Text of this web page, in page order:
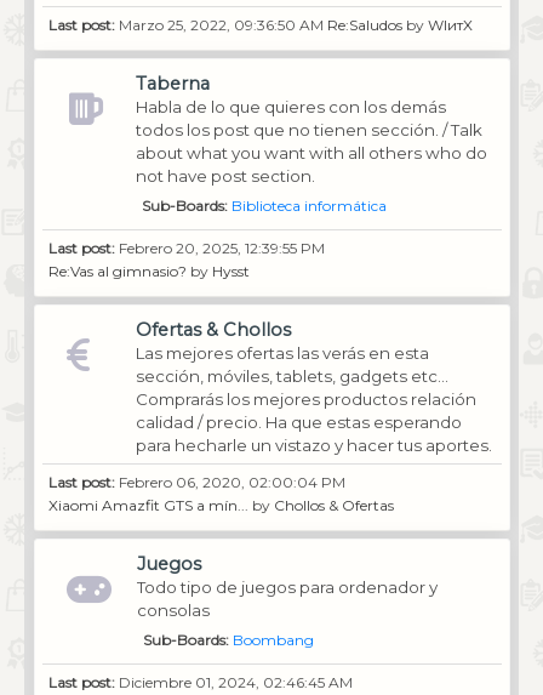
Last post: Marzo 25, 2022, 09:36:50 AM Re:Saludosby WIитX
Taberna
Habla de lo que quieres con los demás
todos los post que no tienen sección. / Talk
about what you want with all others who do
not have post section.
Sub-Boards Biblioteca informática
Last post: Febrero 20, 2025, 12:39:55 PM
Re:Vas al gimnasio? by Hysst
Ofertas & Chollos
Las mejores ofertas las verás en esta
sección, móviles, tablets, gadgets etc...
Comprarás los mejores productos relación
calidad / precio. Ha que estas esperando
para hecharle un vistazo y hacer tus aportes.
Last post: Febrero 06, 2020, 02:00:04 PM
Xiaomi Amazfit GTS a mín... by Chollos & Ofertas
Juegos
Todo tipo de juegos para ordenador y
consolas
Sub-Boards Boombang
Last post: Diciembre 01, 2024, 02:46:45 AM